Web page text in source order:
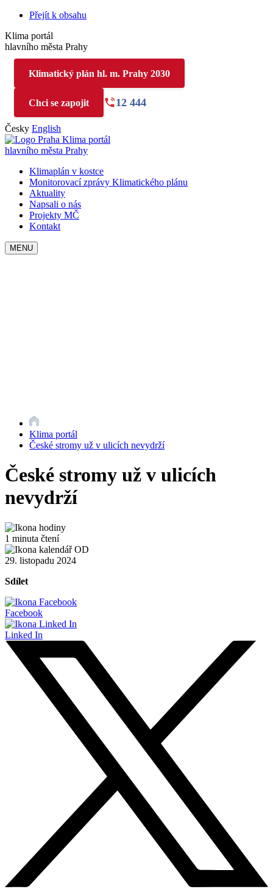
Přejít k obsahu
Klima portál
hlavního města Prahy
Klimatický plán hl. m. Prahy 2030
Chci se zapojit 12 444
Česky English
Klima portál
hlavního města Prahy
Klimaplán v kostce
Monitorovací zprávy Klimatického plánu
Aktuality
Napsali o nás
Projekty MČ
Kontakt
MENU
Klima portál
České stromy už v ulicích nevydrží
České stromy už v ulicích
nevydrží
1 minuta čtení
29. listopadu 2024
Sdílet
Facebook
Linked In